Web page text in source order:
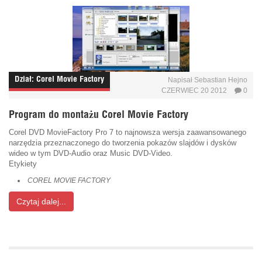
Dział: Corel Movie Factory Napisał Sebastian Hejno
CZERWIEC 20 2012
0
Program do montażu Corel Movie Factory
Corel DVD MovieFactory Pro 7 to najnowsza wersja zaawansowanego
narzędzia przeznaczonego do tworzenia pokazów slajdów i dysków
wideo w tym DVD-Audio oraz Music DVD-Video.
Etykiety
COREL MOVIE FACTORY
Czytaj dalej...